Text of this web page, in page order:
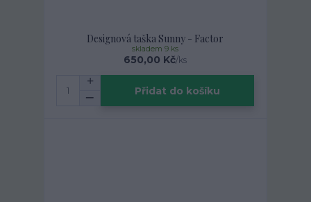
Designová taška Sunny - Factor
650,00 Kč/ks
skladem 9 ks
Přidat do košíku